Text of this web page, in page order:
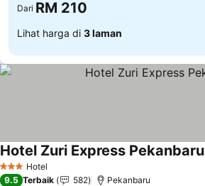
Dari RM 210
Lihat harga di 3 laman
3 BintangHotel
Hotel Zuri Express Pekanbaru
9.5 Terbaik 582 Pekanbaru